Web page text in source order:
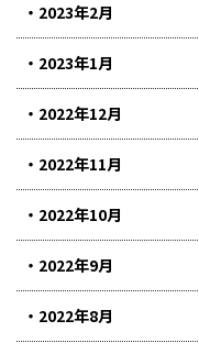
2023年2月
2023年1月
2022年12月
2022年11月
2022年10月
2022年9月
2022年8月